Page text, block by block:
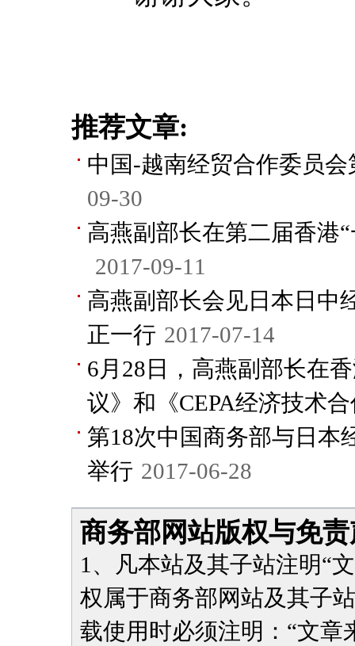
推荐文章:
中国-越南经贸合作委员
09-30
高燕副部长在第二届香港
2017-09-11
高燕副部长会见日本日中
正一行 2017-07-14
6月28日，高燕副部长在
议》和《CEPA经济技术
第18次中国商务部与日本
举行 2017-06-28
商务部网站版权与免
1、凡本站及其子站注明“
权属于商务部网站及其子
载使用时必须注明：“文章